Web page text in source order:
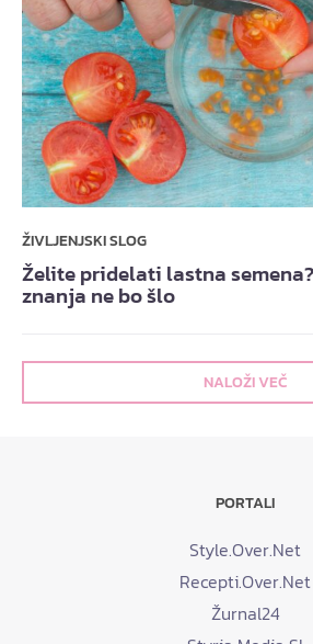
ŽIVLJENJSKI SLOG
Želite pridelati lastna
znanja ne bo šlo
NALOŽI VEČ
PORTALI
Style.Over.Net
Recepti.Over.Net
Žurnal24